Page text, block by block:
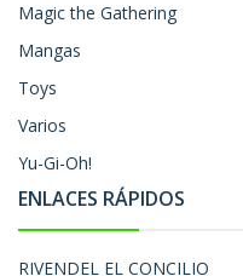
Magic the Gathering
Mangas
Toys
Varios
Yu-Gi-Oh!
ENLACES RÁPIDOS
RIVENDEL EL CONCILIO